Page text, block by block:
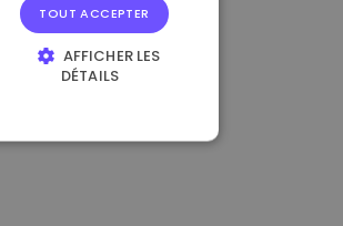
TOUT ACCEPTER
AFFICHER LES
DÉTAILS